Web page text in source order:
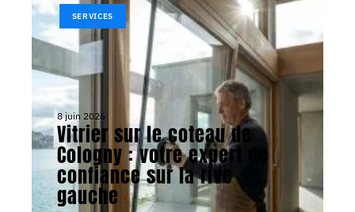
SERVICES
8 juin 2026
Vitrier sur le coteau de
Cologny : votre expert de
confiance sur la rive
gauche